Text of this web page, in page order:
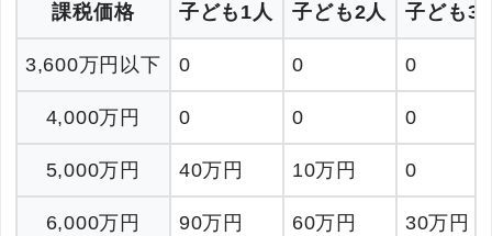
課税価格 子ども1人 子ども2人 子ども3
3,600万円以下 0 0 0
4,000万円 0 0 0
5,000万円 40万円 10万円 0
6,000万円 90万円 60万円 30万円